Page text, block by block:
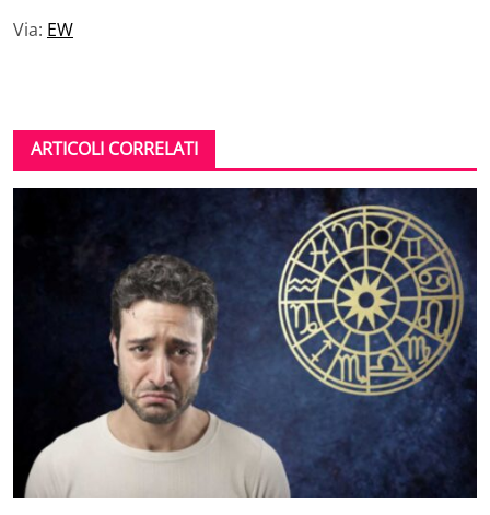
Via: EW
ARTICOLI CORRELATI